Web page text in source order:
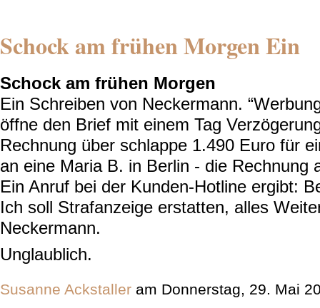
Schock am frühen Morgen Ein
Schock am frühen Morgen
Ein Schreiben von Neckermann.
öffne den Brief mit einem Tag
Rechnung über schlappe 1.490 Euro für
an eine Maria B. in Berlin - die Rechnung
Ein Anruf bei der Kunden-Hotline ergibt:
Ich soll Strafanzeige erstatten, alles
Neckermann.
Unglaublich.
Susanne Ackstaller am Donnerstag, 29. Mai